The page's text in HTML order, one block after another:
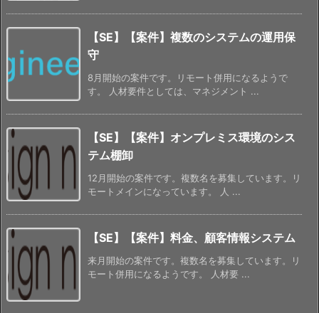
【SE】【案件】複数のシステムの運用保
守
8月開始の案件です。リモート併用になるようで
す。 人材要件としては、マネジメント ...
【SE】【案件】オンプレミス環境のシス
テム棚卸
12月開始の案件です。複数名を募集しています。リ
モートメインになっています。 人 ...
【SE】【案件】料金、顧客情報システム
来月開始の案件です。複数名を募集しています。リ
モート併用になるようです。 人材要 ...